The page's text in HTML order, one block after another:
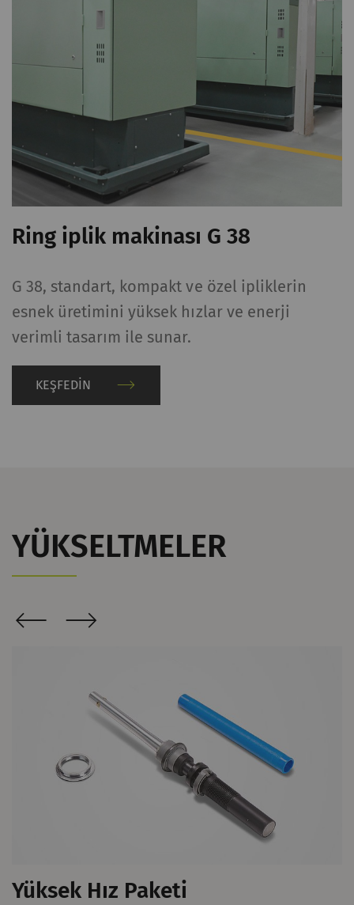
Ring iplik makinası G 38
G 38, standart, kompakt ve özel ipliklerin
esnek üretimini yüksek hızlar ve enerji
verimli tasarım ile sunar.
KEŞFEDIN
YÜKSELTMELER
Yüksek Hız Paketi